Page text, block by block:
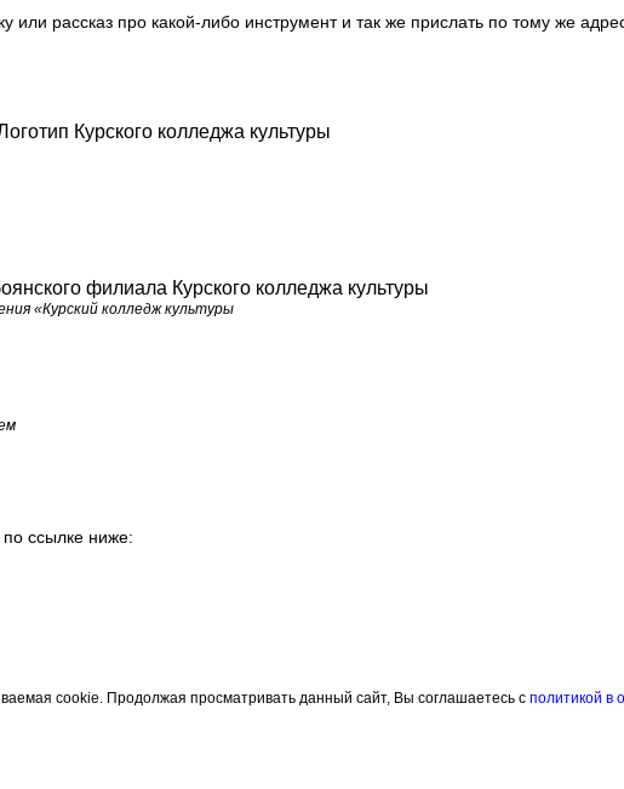
или рассказ про какой-либо инструмент и так же прислать по тому же
«Курский колледж культуры
по ссылке ниже:
cookie. Продолжая просматривать данный сайт, Вы соглашаетесь с политикой в